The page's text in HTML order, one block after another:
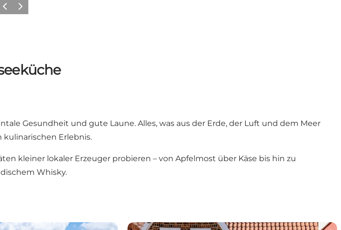
ZurückWeiter
Gesundheit und gute Laune. Alles, was aus der Erde, der Luft und dem Meer
Erlebnis.
kleiner lokaler Erzeuger probieren – von Apfelmost über Käse bis hin zu
Whisky.
Besuche die Städte